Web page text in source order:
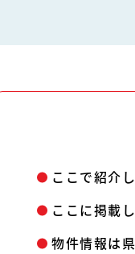
ここで紹介
ここに掲載
物件情報は